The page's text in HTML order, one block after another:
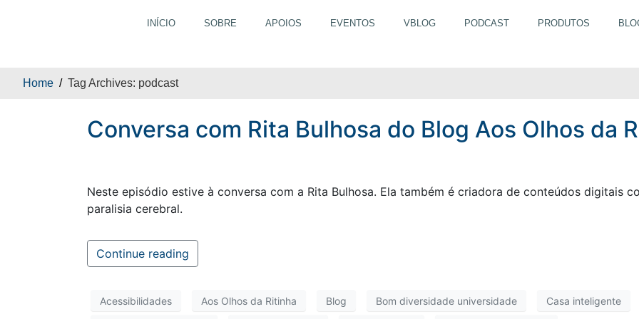
INÍCIO SOBRE APOIOS EVENTOS VBLOG PODCAST PRODUTOS
Conversa com Rita Bulhosa do Blog
Home Tag Archives: podcast
Conversa com Rita Bulhosa do Blog Aos Olhos da
Neste episódio estive à conversa com a Rita Bulhosa. Ela também é criadora de conteúdos digitais
paralisia cerebral.
Continue reading
Acessibilidades Aos Olhos da Ritinha Blog Bom diversidade universidade Casa inteligente